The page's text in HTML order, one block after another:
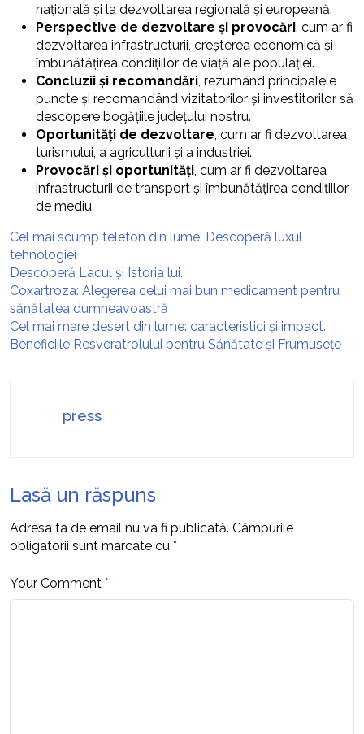
națională și la dezvoltarea regională și europeană.
Perspective de dezvoltare și provocări, cum ar fi
dezvoltarea infrastructurii, creșterea economică și
îmbunătățirea condițiilor de viață ale populației.
Concluzii și recomandări, rezumând principalele
puncte și recomandând vizitatorilor și investitorilor să
descopere bogățiile județului nostru.
Oportunități de dezvoltare, cum ar fi dezvoltarea
turismului, a agriculturii și a industriei.
Provocări și oportunități, cum ar fi dezvoltarea
infrastructurii de transport și îmbunătățirea condițiilor
de mediu.
Cel mai scump telefon din lume: Descoperă luxul
tehnologiei
Descoperă Lacul și Istoria lui.
Coxartroza: Alegerea celui mai bun medicament pentru
sănătatea dumneavoastră
Cel mai mare desert din lume: caracteristici și impact.
Beneficiile Resveratrolului pentru Sănătate și Frumusețe
press
Lasă un răspuns
Adresa ta de email nu va fi publicată. Câmpurile
obligatorii sunt marcate cu *
Your Comment *